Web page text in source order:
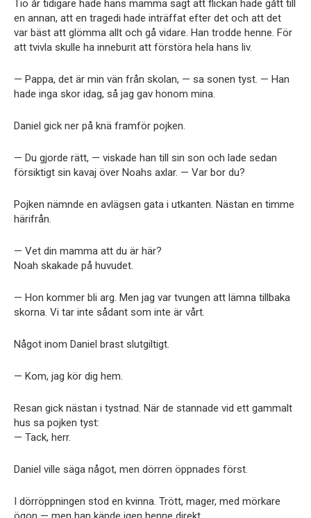
Tio år tidigare hade hans mamma sagt att flickan hade gått till
en annan, att en tragedi hade inträffat efter det och att det
var bäst att glömma allt och gå vidare. Han trodde henne. För
att tvivla skulle ha inneburit att förstöra hela hans liv.
— Pappa, det är min vän från skolan, — sa sonen tyst. — Han
hade inga skor idag, så jag gav honom mina.
Daniel gick ner på knä framför pojken.
— Du gjorde rätt, — viskade han till sin son och lade sedan
försiktigt sin kavaj över Noahs axlar. — Var bor du?
Pojken nämnde en avlägsen gata i utkanten. Nästan en timme
härifrån.
— Vet din mamma att du är här?
Noah skakade på huvudet.
— Hon kommer bli arg. Men jag var tvungen att lämna tillbaka
skorna. Vi tar inte sådant som inte är vårt.
Något inom Daniel brast slutgiltigt.
— Kom, jag kör dig hem.
Resan gick nästan i tystnad. När de stannade vid ett gammalt
hus sa pojken tyst:
— Tack, herr.
Daniel ville säga något, men dörren öppnades först.
I dörröppningen stod en kvinna. Trött, mager, med mörkare